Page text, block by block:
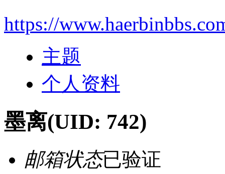
https://
主题
个人资料
墨离(UID: 742)
邮箱状态已验证